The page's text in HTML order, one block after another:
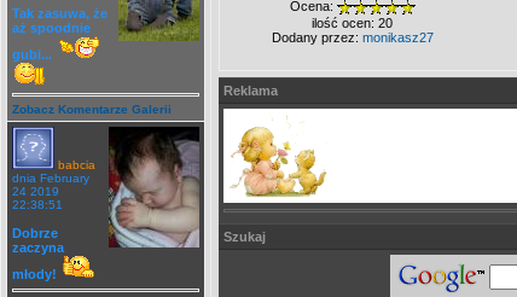
Tak zasuwa, że
aż spoodnie
gubi...
Zobacz Komentarze Galerii
babcia
dnia February
24 2019
22:38:51
Dobrze
zaczyna
młody!
Ocena:
ilość ocen: 20
Dodany przez: monikasz27
Reklama
Szukaj